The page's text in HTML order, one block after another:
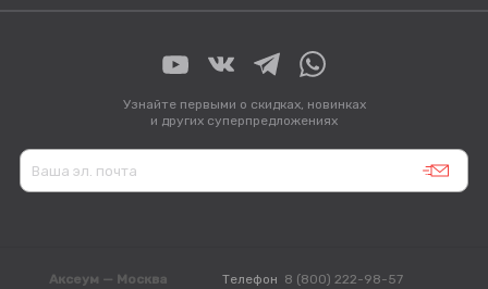
Узнайте первыми о скидках, новинках
и других суперпредложениях
Аксеум — Москва
Телефон 8 (800) 222-98-57